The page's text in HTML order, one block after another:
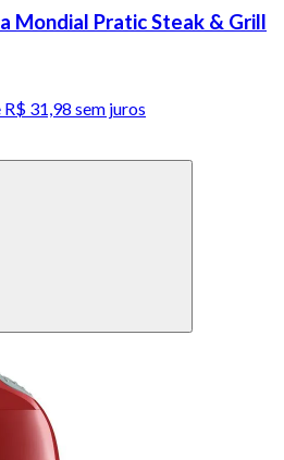
Mondial Pratic Steak & Grill
R$ 31,98 sem juros